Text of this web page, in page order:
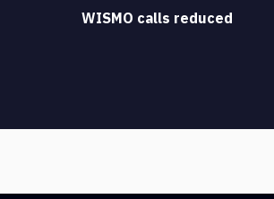
WISMO calls reduced